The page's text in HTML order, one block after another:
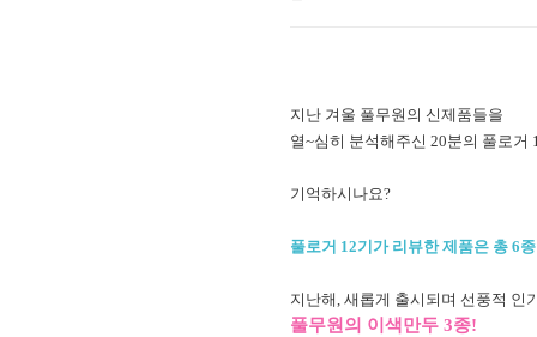
지난 겨울 풀무원의 신제품들을
열~심히 분석해주신 20분의 풀로거
기억하시나요?
풀로거 12기가 리뷰한 제품은 총 6
지난해, 새롭게 출시되며 선풍적 인
풀무원의 이색만두 3종!